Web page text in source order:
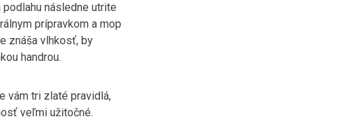
následne utrite
prípravkom a mop
znáša vlhkosť, by
handrou.
vám tri zlaté pravidlá,
veľmi užitočné.